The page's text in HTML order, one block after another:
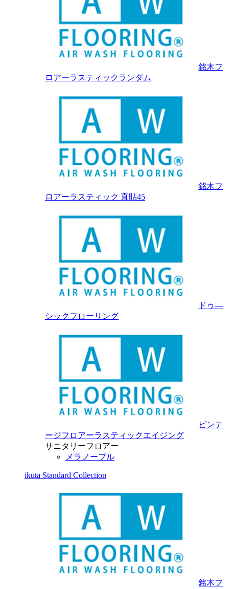
銘木フ
ロアーラスティックランダム
銘木フ
ロアーラスティック 直貼45
ドゥ―
シックフローリング
ビンテ
ージフロアーラスティックエイジング
サニタリーフロアー
メラノーブル
ikuta Standard Collection
銘木フ